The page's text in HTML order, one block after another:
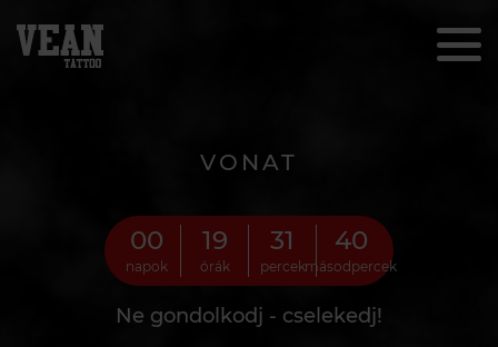
VONAT
00
napok
19
órák
31
percek
38
másodpercek
Ne gondolkodj - cselekedj!